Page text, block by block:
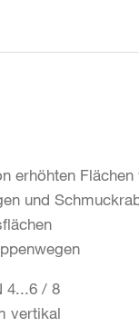
erhöhten
und
4...6 / 8
vertikal